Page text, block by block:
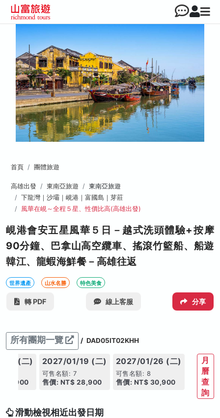
首頁 團體旅遊
高雄出發 東南亞旅遊
東南亞旅遊
下龍灣｜沙壩｜峴港｜富國島｜芽莊
風華在峴～全程５星、性價比高(高雄出發)
峴港會安五星風華５⽇－越式洗頭體驗+按摩
90分鐘、巴拿⼭⾼空纜⾞、搖滾竹籃船、船遊
韓江、龍蝦海鮮餐－高雄往返
世界遺產 山水名勝 特色美食
轉 PDF 線上客服 分享
所有團期一覽 / DAD05IT02KHH
12 (二)
28,900
2027/01/19 (二)
可售名額: 7
售價: NT$ 28,900
2027/01/26 (二)
可售名額: 8
售價: NT$ 30,900
月
曆
查
詢
滑動檢視相近出發日期